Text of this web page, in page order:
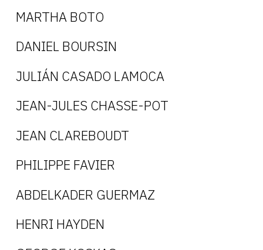
MARTHA BOTO
DANIEL BOURSIN
JULIÁN CASADO LAMOCA
JEAN-JULES CHASSE-POT
JEAN CLAREBOUDT
PHILIPPE FAVIER
ABDELKADER GUERMAZ
HENRI HAYDEN